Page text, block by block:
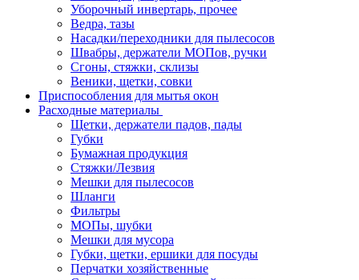
Уборочный инвертарь, прочее
Ведра, тазы
Насадки/переходники для пылесосов
Швабры, держатели МОПов, ручки
Сгоны, стяжки, склизы
Веники, щетки, совки
Приспособления для мытья окон
Расходные материалы
Щетки, держатели падов, пады
Губки
Бумажная продукция
Стяжки/Лезвия
Мешки для пылесосов
Шланги
Фильтры
МОПы, шубки
Мешки для мусора
Губки, щетки, ершики для посуды
Перчатки хозяйственные